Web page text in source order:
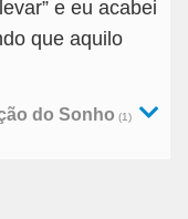
e eu acabei
que aquilo
do Sonho (1)